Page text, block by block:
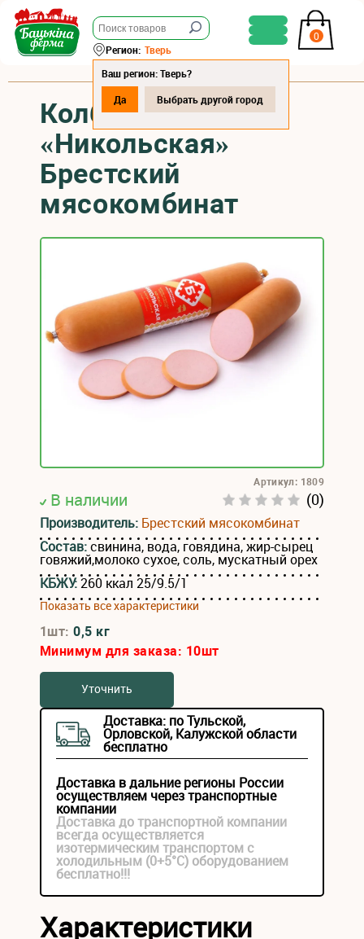
0
Регион: Тверь
Ваш регион: Тверь?
Да
Выбрать другой город
Колбаса варёная
«Никольская»
Брестский
мясокомбинат
В наличии (0)
Артикул: 1809
Производитель: Брестский мясокомбинат
Состав:свинина, вода, говядина, жир-сырец
говяжий,молоко сухое, соль, мускатный орех
КБЖУ:260 ккал 25/9.5/1
Показать все характеристики
1шт:0,5 кг
Минимум для заказа: 10шт
Уточнить
Доставка: по Тульской,
Орловской, Калужской области
бесплатно
Доставка в дальние регионы России
осуществляем через транспортные
компании
Доставка до транспортной компании
всегда осуществляется
изотермическим транспортом с
холодильным (0+5°С) оборудованием
бесплатно!!!
Характеристики